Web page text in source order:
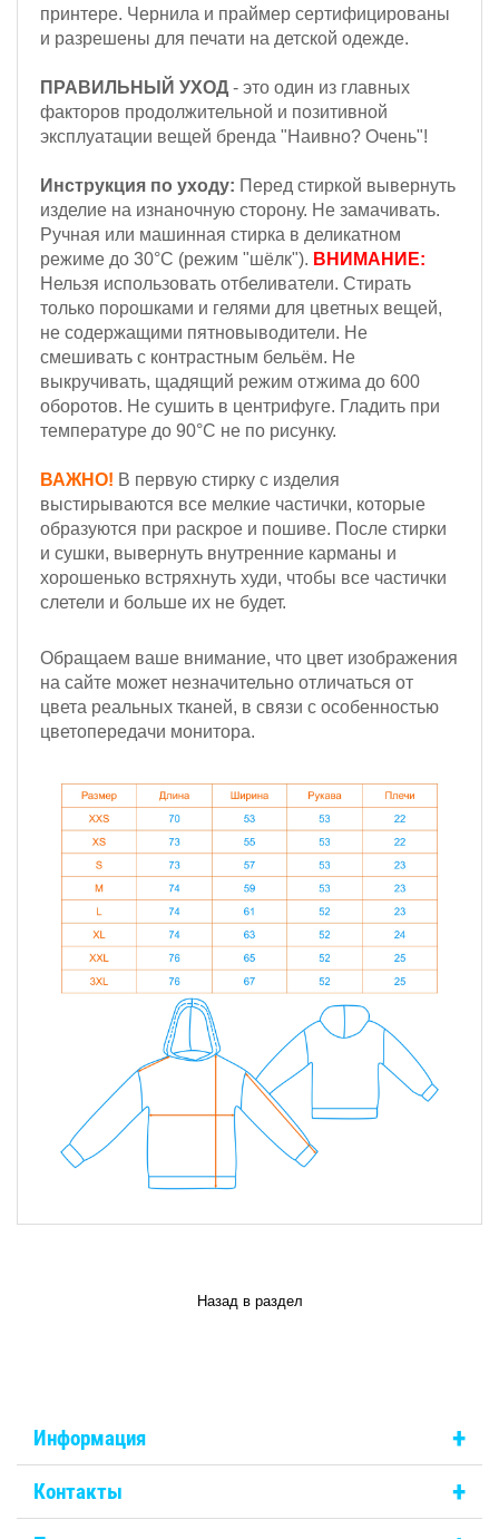
принтере. Чернила и праймер сертифицированы
и разрешены для печати на детской одежде.
ПРАВИЛЬНЫЙ УХОД - это один из главных
факторов продолжительной и позитивной
эксплуатации вещей бренда "Наивно? Очень"!
Инструкция по уходу: Перед стиркой вывернуть
изделие на изнаночную сторону. Не замачивать.
Ручная или машинная стирка в деликатном
режиме до 30°С (режим "шёлк"). ВНИМАНИЕ:
Нельзя использовать отбеливатели. Стирать
только порошками и гелями для цветных вещей,
не содержащими пятновыводители. Не
смешивать с контрастным бельём. Не
выкручивать, щадящий режим отжима до 600
оборотов. Не сушить в центрифуге. Гладить при
температуре до 90°С не по рисунку.
ВАЖНО! В первую стирку с изделия
выстирываются все мелкие частички, которые
образуются при раскрое и пошиве. После стирки
и сушки, вывернуть внутренние карманы и
хорошенько встряхнуть худи, чтобы все частички
слетели и больше их не будет.
Обращаем ваше внимание, что цвет изображения
на сайте может незначительно отличаться от
цвета реальных тканей, в связи с особенностью
цветопередачи монитора.
Назад в раздел
Информация +
Контакты +